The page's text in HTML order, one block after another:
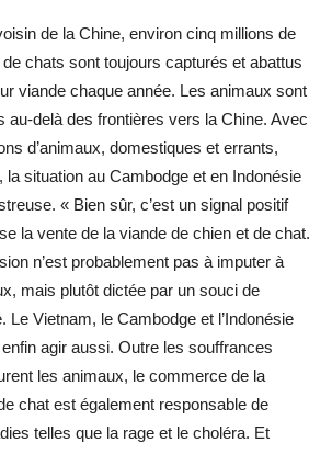
de la Chine, environ cinq millions de
chats sont toujours capturés et abattus
viande chaque année. Les animaux sont
au-delà des frontières vers la Chine. Avec
d’animaux, domestiques et errants,
la situation au Cambodge et en Indonésie
« Bien sûr, c’est un signal positif
la vente de la viande de chien et de chat.
n’est probablement pas à imputer à
mais plutôt dictée par un souci de
Le Vietnam, le Cambodge et l’Indonésie
agir aussi. Outre les souffrances
les animaux, le commerce de la
chat est également responsable de
telles que la rage et le choléra. Et